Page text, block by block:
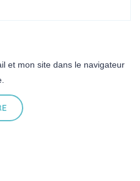
et mon site dans le navigateur